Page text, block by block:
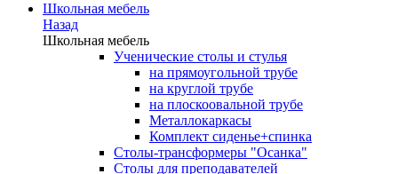
Школьная мебель
Назад
Школьная мебель
Ученические столы и стулья
на прямоугольной трубе
на круглой трубе
на плоскоовальной трубе
Металлокаркасы
Комплект сиденье+спинка
Столы-трансформеры "Осанка"
Столы для преподавателей